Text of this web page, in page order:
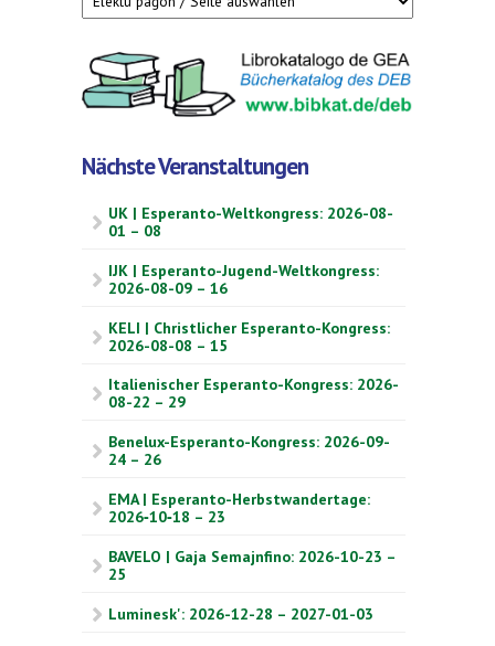
Nächste Veranstaltungen
UK | Esperanto-Weltkongress: 2026-08-
01 – 08
IJK | Esperanto-Jugend-Weltkongress:
2026-08-09 – 16
KELI | Christlicher Esperanto-Kongress:
2026-08-08 – 15
Italienischer Esperanto-Kongress: 2026-
08-22 – 29
Benelux-Esperanto-Kongress: 2026-09-
24 – 26
EMA | Esperanto-Herbstwandertage:
2026‑10‑18 – 23
BAVELO | Gaja Semajnfino: 2026-10-23 –
25
Luminesk': 2026-12-28 – 2027-01-03